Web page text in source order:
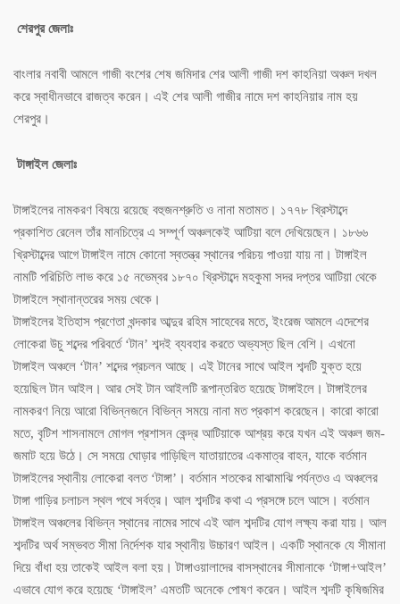
শেরপুর জেলাঃ
বাংলার নবাবী আমলে গাজী বংশের শেষ জমিদার শের আলী গাজী দশ কাহনিয়া অঞ্চল দখল
করে স্বাধীনভাবে রাজত্ব করেন। এই শের আলী গাজীর নামে দশ কাহনিয়ার নাম হয়
শেরপুর।
টাঙ্গাইল জেলাঃ
টাঙ্গাইলের নামকরণ বিষয়ে রয়েছে বহুজনশ্রুতি ও নানা মতামত। ১৭৭৮ খ্রিস্টাব্দে
প্রকাশিত রেনেল তাঁর মানচিত্রে এ সম্পূর্ণ অঞ্চলকেই আটিয়া বলে দেখিয়েছেন। ১৮৬৬
খ্রিস্টাব্দের আগে টাঙ্গাইল নামে কোনো স্বতন্ত্র স্থানের পরিচয় পাওয়া যায় না। টাঙ্গাইল
নামটি পরিচিতি লাভ করে ১৫ নভেম্বর ১৮৭০ খ্রিস্টাব্দে মহকুমা সদর দপ্তর আটিয়া থেকে
টাঙ্গাইলে স্থানান্তরের সময় থেকে।
টাঙ্গাইলের ইতিহাস প্রণেতা খন্দকার আব্দুর রহিম সাহেবের মতে, ইংরেজ আমলে এদেশের
লোকেরা উচু শব্দের পরিবর্তে ‘টান’ শব্দই ব্যবহার করতে অভ্যস্ত ছিল বেশি। এখনো
টাঙ্গাইল অঞ্চলে ‘টান’ শব্দের প্রচলন আছে। এই টানের সাথে আইল শব্দটি যুক্ত হয়ে
হয়েছিল টান আইল। আর সেই টান আইলটি রূপান্তরিত হয়েছে টাঙ্গাইলে। টাঙ্গাইলের
নামকরণ নিয়ে আরো বিভিন্নজনে বিভিন্ন সময়ে নানা মত প্রকাশ করেছেন। কারো কারো
মতে, বৃটিশ শাসনামলে মোগল প্রশাসন কেন্দ্র আটিয়াকে আশ্রয় করে যখন এই অঞ্চল জম-
জমাট হয়ে উঠে। সে সময়ে ঘোড়ার গাড়িছিল যাতায়াতের একমাত্র বাহন, যাকে বর্তমান
টাঙ্গাইলের স্থানীয় লোকেরা বলত ‘টাঙ্গা’। বর্তমান শতকের মাঝামাঝি পর্যন্তও এ অঞ্চলের
টাঙ্গা গাড়ির চলাচল স্থল পথে সর্বত্র। আল শব্দটির কথা এ প্রসঙ্গে চলে আসে। বর্তমান
টাঙ্গাইল অঞ্চলের বিভিন্ন স্থানের নামের সাথে এই আল শব্দটির যোগ লক্ষ্য করা যায়। আল
শব্দটির অর্থ সম্ভবত সীমা নির্দেশক যার স্থানীয় উচ্চারণ আইল। একটি স্থানকে যে সীমানা
দিয়ে বাঁধা হয় তাকেই আইল বলা হয়। টাঙ্গাওয়ালাদের বাসস্থানের সীমানাকে ‘টাঙ্গা+আইল’
এভাবে যোগ করে হয়েছে ‘টাঙ্গাইল’ এমতটি অনেকে পোষণ করেন। আইল শব্দটি কৃষিজমির